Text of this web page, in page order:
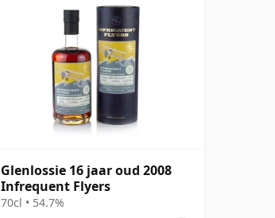
Glenlossie 16 jaar oud 2008
Infrequent Flyers
70cl • 54.7%